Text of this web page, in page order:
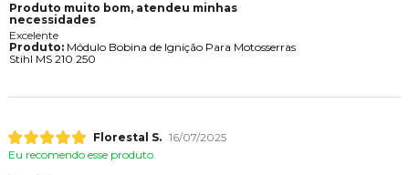
Produto muito bom, atendeu minhas
necessidades
Excelente
Produto:Módulo Bobina de Ignição Para Motosserras
Stihl MS 210 250
Florestal S. 16/07/2025
Eu recomendo esse produto.